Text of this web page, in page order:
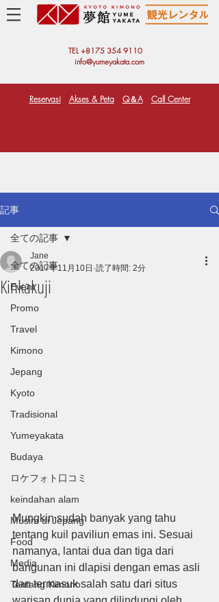
TEL +8175 354 9110
info@yumeyakata.com
Reservasi Akses & Peta Q＆A Call Center
記事
全ての記事
Event
Promo
Travel
Kimono
Jepang
Kyoto
Tradisional
Yumeyakata
Budaya
ロケフォト口コミ
keindahan alam
Musim di Jepang
Food
Media
Tentang Kimono
全ての記事
Kinkakuji
Jane
2017年11月10日 読了時間: 2分
Mungkin sudah banyak yang tahu
tentang kuil paviliun emas ini. Sesuai
namanya, lantai dua dan tiga dari
bangunan ini dlapisi dengan emas asli
dan termasuk salah satu dari situs